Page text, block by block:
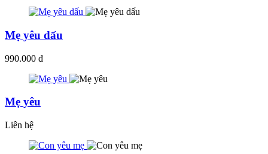
Mẹ yêu dấu
990.000 đ
Mẹ yêu
Liên hệ